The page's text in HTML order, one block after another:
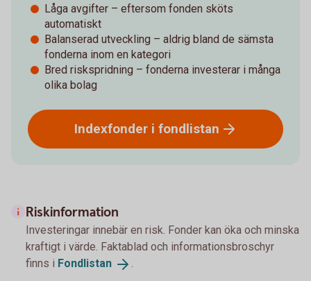
Låga avgifter – eftersom fonden sköts
automatiskt
Balanserad utveckling – aldrig bland de sämsta
fonderna inom en kategori
Bred riskspridning – fonderna investerar i många
olika bolag
Indexfonder i fondlistan
Riskinformation
Investeringar innebär en risk. Fonder kan öka och minska
kraftigt i värde. Faktablad och informationsbroschyr
finns i Fondlistan .